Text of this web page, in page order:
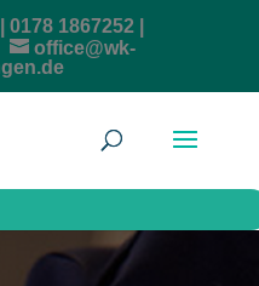
1867252 |
office@wk-